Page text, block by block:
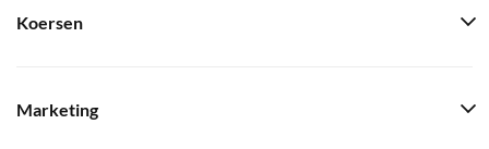
Koersen
Marketing